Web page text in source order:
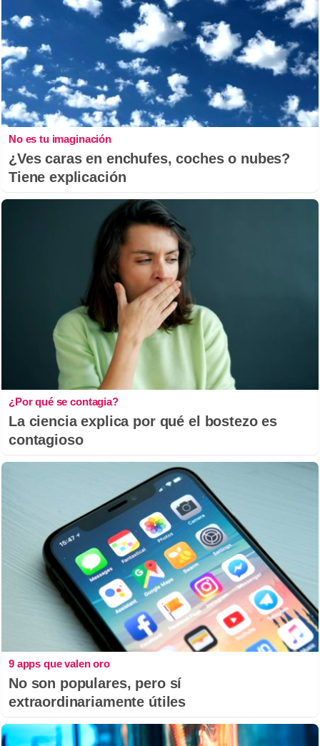
No es tu imaginación
¿Ves caras en enchufes, coches o nubes?
Tiene explicación
¿Por qué se contagia?
La ciencia explica por qué el bostezo es
contagioso
9 apps que valen oro
No son populares, pero sí
extraordinariamente útiles